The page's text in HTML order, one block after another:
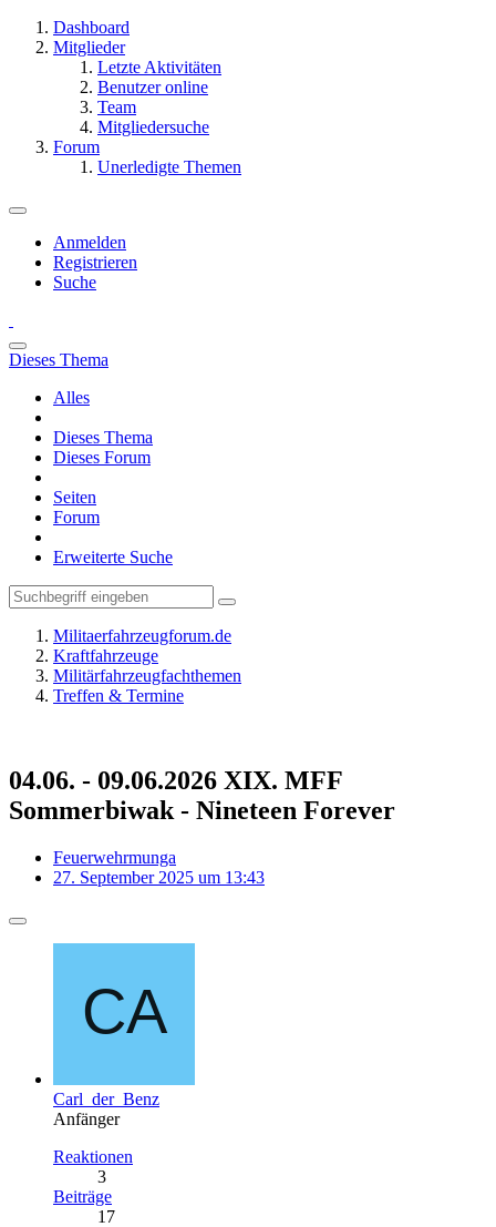
Dashboard
Mitglieder
Letzte Aktivitäten
Benutzer online
Team
Mitgliedersuche
Forum
Unerledigte Themen
Anmelden
Registrieren
Suche
Dieses Thema
Alles
Dieses Thema
Dieses Forum
Seiten
Forum
Erweiterte Suche
Militaerfahrzeugforum.de
Kraftfahrzeuge
Militärfahrzeugfachthemen
Treffen & Termine
04.06. - 09.06.2026 XIX. MFF
Sommerbiwak - Nineteen Forever
Feuerwehrmunga
27. September 2025 um 13:43
Carl_der_Benz
Anfänger
Reaktionen
3
Beiträge
17